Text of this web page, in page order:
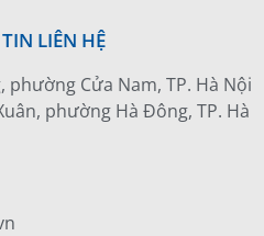
LIÊN HỆ
phường Cửa Nam, TP. Hà Nội
phường Hà Đông, TP. Hà